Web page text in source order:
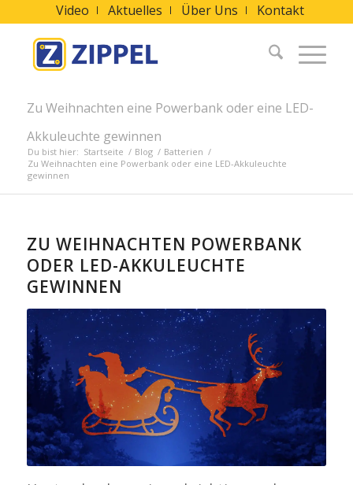
Video Aktuelles Über Uns Kontakt
Zu Weihnachten eine Powerbank oder eine LED-
Akkuleuchte gewinnen
Du bist hier: Startseite / Blog / Batterien /
Zu Weihnachten eine Powerbank oder eine LED-Akkuleuchte
gewinnen
ZU WEIHNACHTEN POWERBANK
ODER LED-AKKULEUCHTE
GEWINNEN
Zu Weihnachten eine
Powerbank oder eine LED-
Akkuleuchte gewinnen